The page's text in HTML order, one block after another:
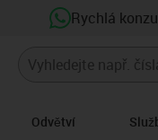
Rychlá
Odvětví